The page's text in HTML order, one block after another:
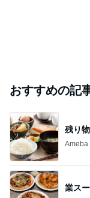
おすすめの記
残り
Ameba
業ス